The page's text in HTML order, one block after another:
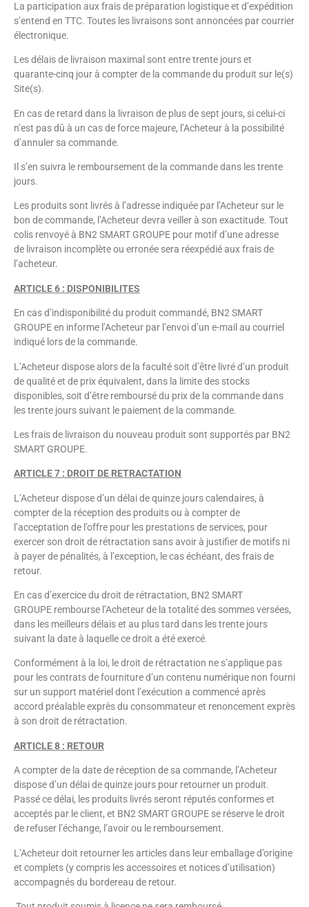
La participation aux frais de préparation logistique et d’expédition
s’entend en TTC. Toutes les livraisons sont annoncées par courrier
électronique.
Les délais de livraison maximal sont entre trente jours et
quarante-cinq jour à compter de la commande du produit sur le(s)
Site(s).
En cas de retard dans la livraison de plus de sept jours, si celui-ci
n’est pas dû à un cas de force majeure, l’Acheteur à la possibilité
d’annuler sa commande.
Il s’en suivra le remboursement de la commande dans les trente
jours.
Les produits sont livrés à l’adresse indiquée par l’Acheteur sur le
bon de commande, l’Acheteur devra veiller à son exactitude. Tout
colis renvoyé à BN2 SMART GROUPE pour motif d’une adresse
de livraison incomplète ou erronée sera réexpédié aux frais de
l’acheteur.
ARTICLE 6 : DISPONIBILITES
En cas d’indisponibilité du produit commandé, BN2 SMART
GROUPE en informe l’Acheteur par l’envoi d’un e-mail au courriel
indiqué lors de la commande.
L’Acheteur dispose alors de la faculté soit d’être livré d’un produit
de qualité et de prix équivalent, dans la limite des stocks
disponibles, soit d’être remboursé du prix de la commande dans
les trente jours suivant le paiement de la commande.
Les frais de livraison du nouveau produit sont supportés par BN2
SMART GROUPE.
ARTICLE 7 : DROIT DE RETRACTATION
L’Acheteur dispose d’un délai de quinze jours calendaires, à
compter de la réception des produits ou à compter de
l’acceptation de l’offre pour les prestations de services, pour
exercer son droit de rétractation sans avoir à justifier de motifs ni
à payer de pénalités, à l’exception, le cas échéant, des frais de
retour.
En cas d’exercice du droit de rétractation, BN2 SMART
GROUPE rembourse l’Acheteur de la totalité des sommes versées,
dans les meilleurs délais et au plus tard dans les trente jours
suivant la date à laquelle ce droit a été exercé.
Conformément à la loi, le droit de rétractation ne s’applique pas
pour les contrats de fourniture d’un contenu numérique non fourni
sur un support matériel dont l’exécution a commencé après
accord préalable exprès du consommateur et renoncement exprès
à son droit de rétractation.
ARTICLE 8 : RETOUR
A compter de la date de réception de sa commande, l’Acheteur
dispose d’un délai de quinze jours pour retourner un produit.
Passé ce délai, les produits livrés seront réputés conformes et
acceptés par le client, et BN2 SMART GROUPE se réserve le droit
de refuser l’échange, l’avoir ou le remboursement.
L’Acheteur doit retourner les articles dans leur emballage d’origine
et complets (y compris les accessoires et notices d’utilisation)
accompagnés du bordereau de retour.